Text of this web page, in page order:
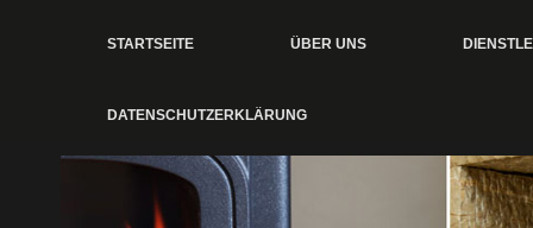
STARTSEITE ÜBER UNS
DATENSCHUTZERKLÄRUNG